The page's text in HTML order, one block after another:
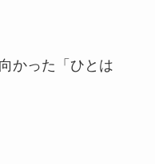
かった「ひとは